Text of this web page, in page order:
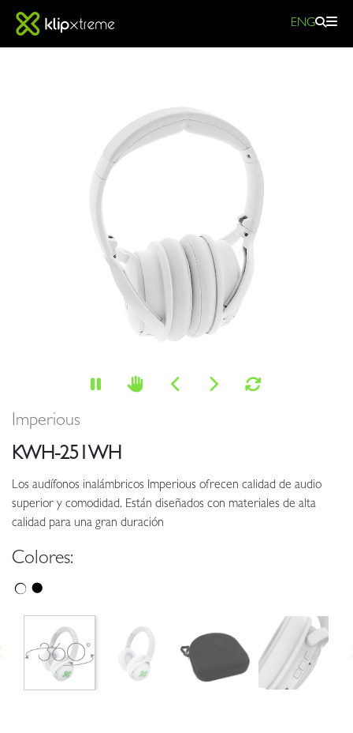
ENG
Klipxtreme
Imperious
KWH-251WH
Los audífonos inalámbricos Imperious ofrecen calidad de audio
superior y comodidad. Están diseñados con materiales de alta
calidad para una gran duración
Colores: